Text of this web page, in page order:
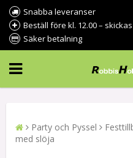
Snabba leveranser
Beställ före kl. 12.00 –
Säker betalning
Party och Pyssel
med slöja